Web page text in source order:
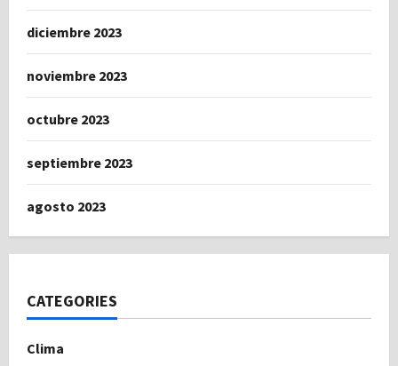
diciembre 2023
noviembre 2023
octubre 2023
septiembre 2023
agosto 2023
CATEGORIES
Clima